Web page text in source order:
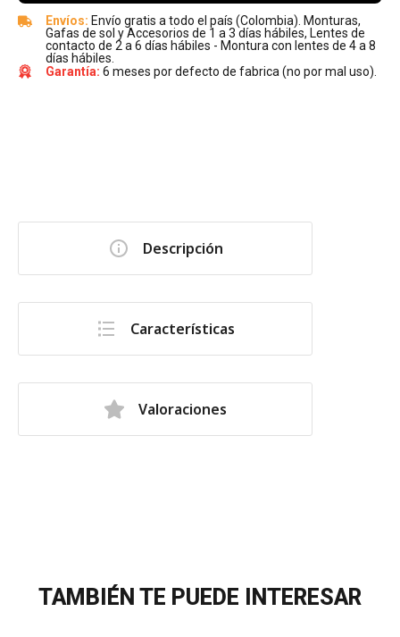
Envíos: Envío gratis a todo el país (Colombia). Monturas,
Gafas de sol y Accesorios de 1 a 3 días hábiles, Lentes de
contacto de 2 a 6 días hábiles - Montura con lentes de 4 a 8
días hábiles.
Garantía: 6 meses por defecto de fabrica (no por mal uso).
Descripción
Características
Valoraciones
TAMBIÉN TE PUEDE INTERESAR